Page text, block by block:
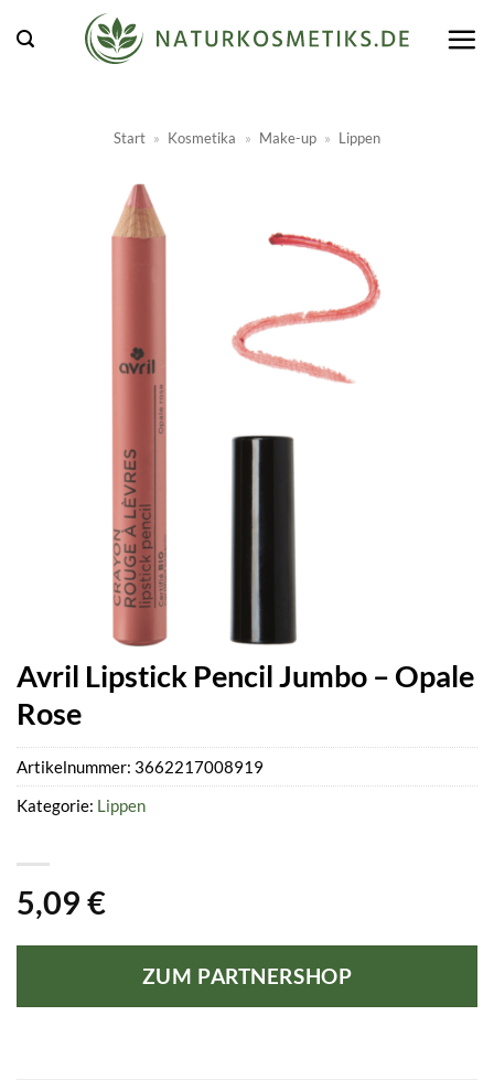
Inhalt
Start » Kosmetika » Make-up » Lippen
Avril Lipstick Pencil Jumbo – Opale
Rose
5,09 €
ZUM PARTNERSHOP
Artikelnummer: 3662217008919
Kategorie: Lippen